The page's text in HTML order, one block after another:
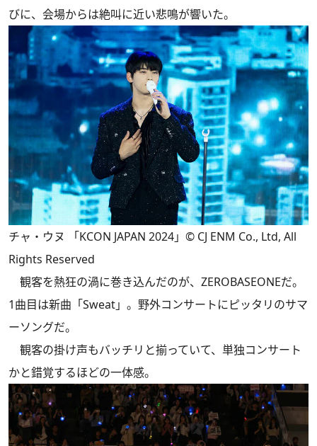
びに、会場からは絶叫に近い悲鳴が響いた。
チャ・ウヌ 「KCON JAPAN 2024」© CJ ENM Co., Ltd, All
Rights Reserved
観客を熱狂の渦に巻き込んだのが、ZEROBASEONEだ。
1曲目は新曲「Sweat」。野外コンサートにピッタリのサマ
ーソングだ。
観客の掛け声もバッチリと揃っていて、単独コンサート
かと錯覚するほどの一体感。